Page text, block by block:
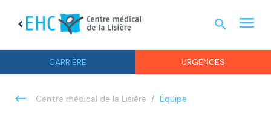
chevron_left
CARRIÈRE URGENCES
search menu
Centre médical de la Lisière Équipe